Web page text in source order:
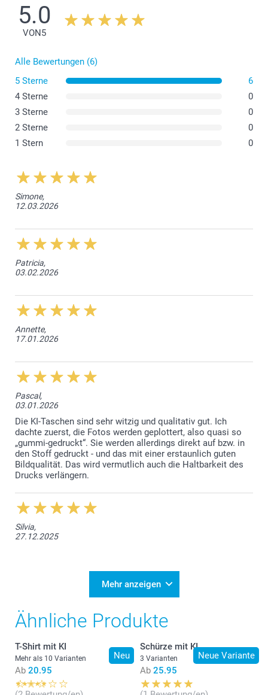
5.0
VON5
Alle Bewertungen (6)
5 Sterne
6
4 Sterne
0
3 Sterne
0
2 Sterne
0
1 Stern
0
Simone,
12.03.2026
Patricia,
03.02.2026
Annette,
17.01.2026
Pascal,
03.01.2026
Die KI-Taschen sind sehr witzig und qualitativ gut. Ich
dachte zuerst, die Fotos werden geplottert, also quasi so
„gummi-gedruckt“. Sie werden allerdings direkt auf bzw. in
den Stoff gedruckt - und das mit einer erstaunlich guten
Bildqualität. Das wird vermutlich auch die Haltbarkeit des
Drucks verlängern.
Silvia,
27.12.2025
Mehr anzeigen
Ähnliche Produkte
Neu
T-Shirt mit KI
Mehr als 10 Varianten
Ab 20.95
Neue Variante
Schürze mit KI
3 Varianten
Ab 25.95